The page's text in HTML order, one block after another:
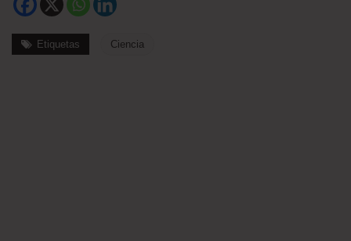
Etiquetas Ciencia